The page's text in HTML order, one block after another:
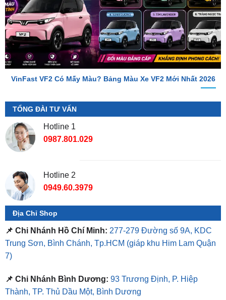
VinFast VF2 Có Mấy Màu? Bảng Màu Xe VF2 Mới Nhất 2026
TỔNG ĐÀI TƯ VẤN
Hotline 1
0987.801.029
Địa Chỉ Shop
📌 Chi Nhánh Hồ Chí Minh: 277-279 Đường số 9A, KDC
Trung Sơn, Bình Chánh, Tp.HCM
7)
📌 Chi Nhánh Bình Dương:
⏰ Mở Cửa 08h - 18h